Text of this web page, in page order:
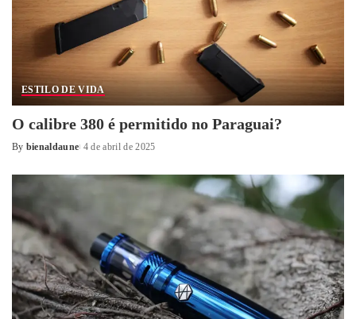
ESTILO DE VIDA
O calibre 380 é permitido no Paraguai?
Posted
By bienaldaune 4 de abril de 2025